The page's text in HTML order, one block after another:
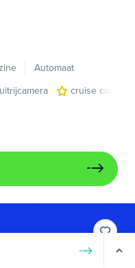
Automaat
cruise control
Volgende